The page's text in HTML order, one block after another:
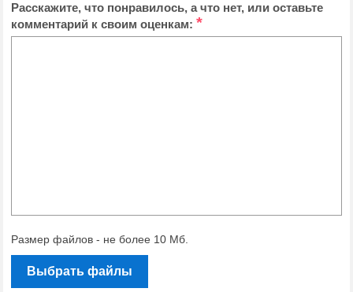
Расскажите, что понравилось, а что нет, или оставьте
комментарий к своим оценкам: *
Размер файлов - не более 10 Мб.
Выбрать файлы